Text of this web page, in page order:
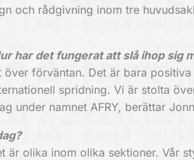
och rådgivning inom tre
har det fungerat att slå ihop sig
över förväntan. Det är bara
spridning. Vi är stolta
under namnet AFRY, berättar
är olika inom olika sektioner. Vår